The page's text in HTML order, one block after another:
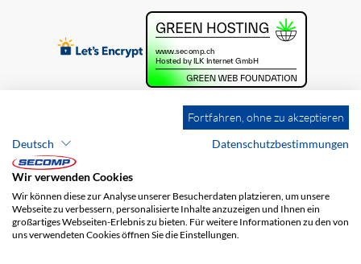
Brands Impressum
AGB
Fortfahren, ohne zu akzeptieren
Deutsch
Datenschutzbestimmungen
Wir verwenden Cookies
Wir können diese zur Analyse unserer Besucherdaten platzieren, um unsere
Webseite zu verbessern, personalisierte Inhalte anzuzeigen und Ihnen ein
großartiges Webseiten-Erlebnis zu bieten. Für weitere Informationen zu den von
uns verwendeten Cookies öffnen Sie die Einstellungen.